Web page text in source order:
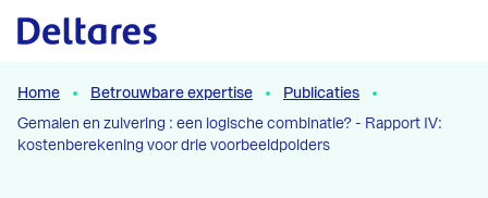
Naar hoofdcontent
Home Betrouwbare expertise
Publicaties
Gemalen en zuivering : een logische combinatie? - Rapport IV:
kostenberekening voor drie voorbeeldpolders